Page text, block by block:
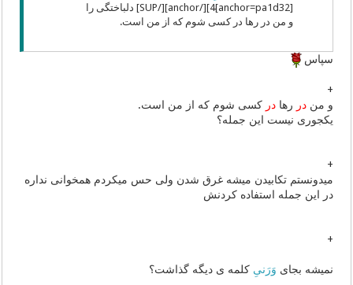
[anchor=pa1d32]4][/anchor][/SUP] دلباختگی را
و من در رها در کسی شوم که از من است.
سپاس
+
و من در رهادر کسی شوم که از من است.
یکجوری نیست این جمله؟
+
میدونستم تکابیدن میشه غرق شدن ولی حس میکردم همخوانی نداره
در این جمله استفاده کردنش
+
نمیشه بجای وَرَنیِ کلمه ی دیگه گذاشت؟